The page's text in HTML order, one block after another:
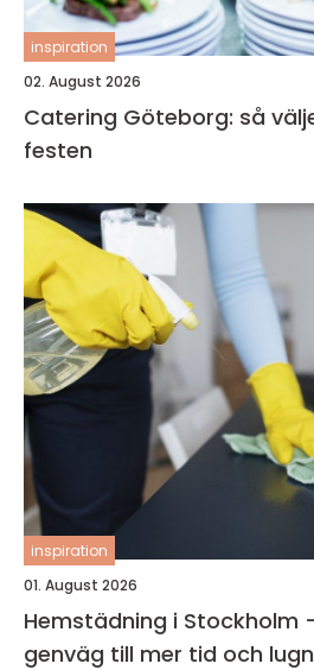
inspiration
02. August 2026
Catering Göteborg: så
festen
inspiration
01. August 2026
Hemstädning i Stockholm
genväg till mer tid och